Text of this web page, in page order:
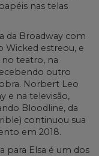
nas telas
da Broadway com
Wicked estreou, e
teatro, na
outro
Norbert Leo
e na televisão,
Bloodline, da
continuou sua
em 2018.
para Elsa é um dos